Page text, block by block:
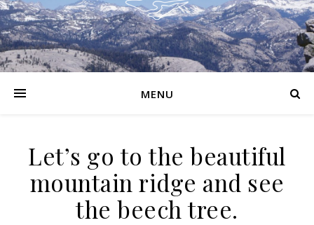
MENU
Let’s go to the beautiful
mountain ridge and see
the beech tree.